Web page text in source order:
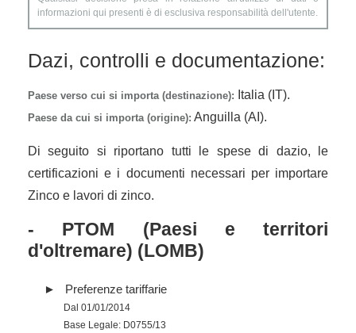
informazioni qui presenti è di esclusiva responsabilità dell'utente.
Dazi, controlli e documentazione:
Paese verso cui si importa (destinazione): Italia (IT).
Paese da cui si importa (origine): Anguilla (AI).
Di seguito si riportano tutti le spese di dazio, le
certificazioni e i documenti necessari per importare
Zinco e lavori di zinco.
- PTOM (Paesi e territori
d'oltremare) (LOMB)
Preferenze tariffarie
Dal 01/01/2014
Base Legale: D0755/13